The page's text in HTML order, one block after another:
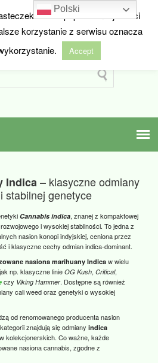
z Holandii
Indica– klasyczne odmiany
stabilnej genetyce
Cannabis indica, znanej z kompaktowej
i wysokiej stabilności. To jedna z
nasion konopi indyjskiej, ceniona przez
i klasyczne cechy odmian indica‑dominant.
nasiona marihuany Indica w wielu
np. klasyczne linieOG Kush,Critical,
czy Viking Hammer. Dostępne są również
cali weed oraz genetyki o wysokiej
od renomowanego producenta nasion
znajdują się odmianyindica
kolekcjonerskich. Co ważne, każde
nasiona cannabis, zgodne z
w celu poprawienia jakości
korzystanie z serwisu oznacza
Accept
Polski